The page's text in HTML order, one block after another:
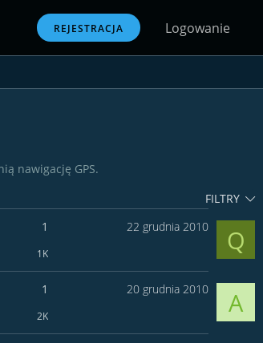
REJESTRACJA Logowanie
nawigację GPS.
FILTRY
1
1K
22 grudnia 2010
Q
1
2K
20 grudnia 2010
A